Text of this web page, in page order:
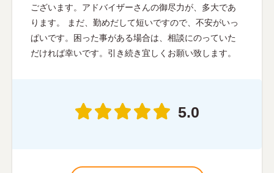
ございます。アドバイザーさんの御尽力が、多大であ
ります。 まだ、勤めだして短いですので、不安がいっ
ぱいです。困った事がある場合は、相談にのっていた
だければ幸いです。引き続き宜しくお願い致します。
5.0